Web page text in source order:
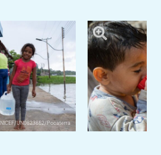
UN0823862/Pocaterra